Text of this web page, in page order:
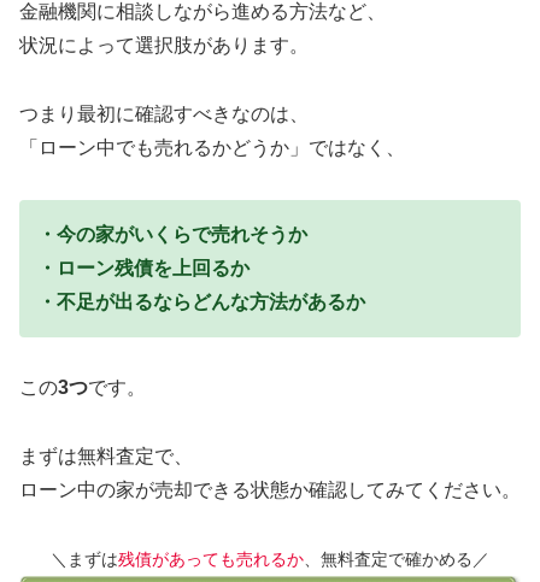
金融機関に相談しながら進める方法など、
状況によって選択肢があります。
つまり最初に確認すべきなのは、
「ローン中でも売れるかどうか」ではなく、
・今の家がいくらで売れそうか
・ローン残債を上回るか
・不足が出るならどんな方法があるか
この3つです。
まずは無料査定で、
ローン中の家が売却できる状態か確認してみてください。
＼まずは残債があっても売れるか 、無料査定で確かめる／